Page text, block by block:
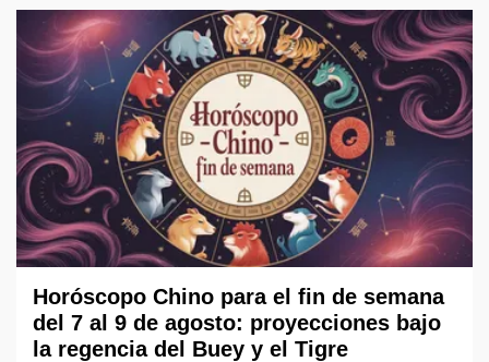
Horóscopo Chino para el fin de semana
del 7 al 9 de agosto: proyecciones bajo
la regencia del Buey y el Tigre